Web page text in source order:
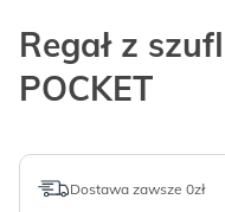
Regał z
POCKET
Dostawa zawsze 0zł